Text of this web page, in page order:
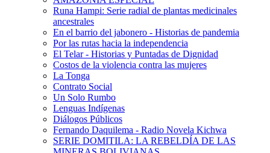
Runa Hampi: Serie radial de plantas medicinales
ancestrales
En el barrio del jabonero - Historias de pandemia
Por las rutas hacia la independencia
El Telar - Historias y Puntadas de Dignidad
Costos de la violencia contra las mujeres
La Tonga
Contrato Social
Un Solo Rumbo
Lenguas Indígenas
Diálogos Públicos
Fernando Daquilema - Radio Novela Kichwa
SERIE DOMITILA: LA REBELDÍA DE LAS